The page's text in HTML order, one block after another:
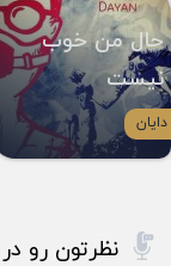
حال من خوب
نیست
دایان
نظرتون رو